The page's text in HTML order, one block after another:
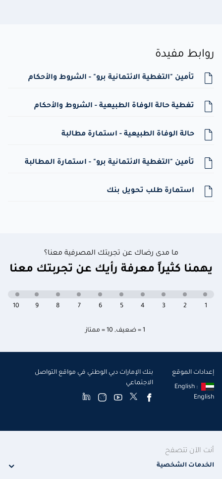
روابط مفيدة
تأمين "التغطية الائتمانية برو" - الشروط والأحكام
تغطية حالة الوفاة الطبيعية - الشروط والأحكام
حالة الوفاة الطبيعية - استمارة مطالبة
تأمين "التغطية الائتمانية برو" - استمارة المطالبة
استمارة طلب تحويل بنك
ما مدى رضاك عن تجربتك المصرفية معنا؟
يهمنا كثيراً معرفة رأيك عن تجربتك معنا
1 = ضعيف , 10 = ممتاز
10 9 8 7 6 5 4 3 2 1
إعدادات الموقع
English :
English
بنك الإمارات دبي الوطني في مواقع التواصل
الاجتماعي
أنت الآن تتصفح
الخدمات الشخصية